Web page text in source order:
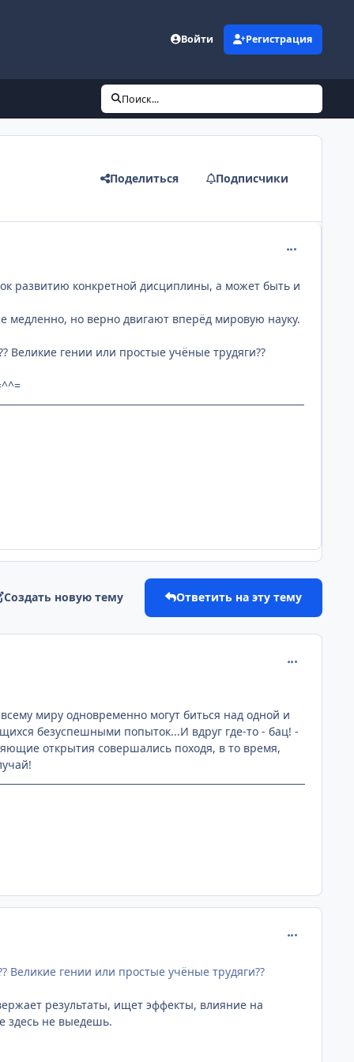
Войти Регистрация
Поиск...
Поделиться Подписчики
развитию конкретной дисциплины, а может быть и
но верно двигают вперёд мировую науку.
Великие гении или простые учёные трудяги??
Создать новую тему Ответить на эту тему
миру одновременно могут биться над одной и
безуспешными попыток...И вдруг где-то - бац! -
открытия совершались походя, в то время,
Великие гении или простые учёные трудяги??
результаты, ищет эффекты, влияние на
здесь не выедешь.